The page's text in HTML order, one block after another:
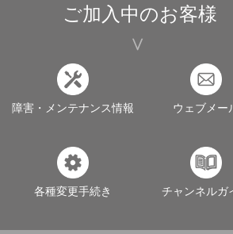
ご加入中のお客様
障害・メンテナンス情報 ウェブメー
各種変更手続き チャンネルガ